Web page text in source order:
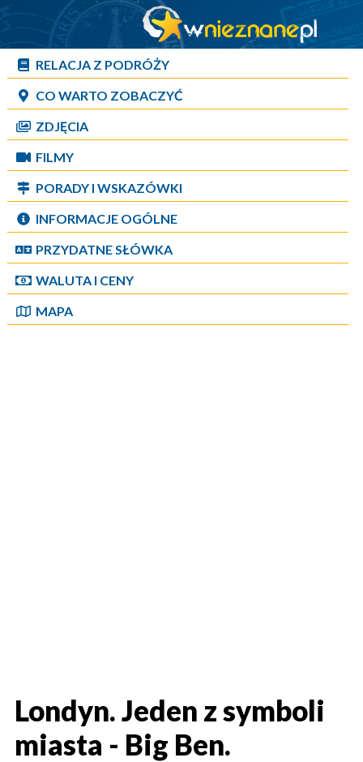
RELACJA Z PODRÓŻY
CO WARTO ZOBACZYĆ
ZDJĘCIA
FILMY
PORADY I WSKAZÓWKI
INFORMACJE OGÓLNE
PRZYDATNE SŁÓWKA
WALUTA I CENY
MAPA
Londyn. Jeden z symboli
miasta - Big Ben.